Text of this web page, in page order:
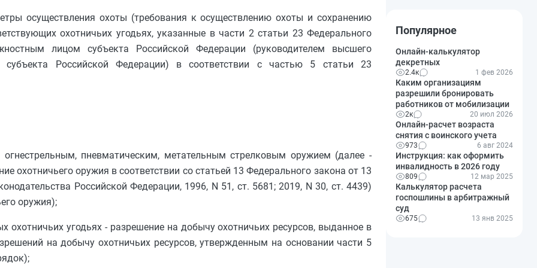
осуществления охоты (требования к осуществлению охоты и сохранению
охотничьих угодьях, указанные в части 2 статьи 23 Федерального
лицом субъекта Российской Федерации (руководителем высшего
субъекта Российской Федерации) в соответствии с частью 5 статьи 23
пневматическим, метательным стрелковым оружием (далее -
охотничьего оружия в соответствии со статьей 13 Федерального закона от 13
Российской Федерации, 1996, N 51, ст. 5681; 2019, N 30, ст. 4439)
оружия);
охотничьих угодьях - разрешение на добычу охотничьих ресурсов, выданное в
на добычу охотничьих ресурсов, утвержденным на основании части 5
Популярное
Онлайн-калькулятор
декретных
2.4к 1 фев 2026
Каким организациям
разрешили бронировать
работников от мобилизации
2к 20 июл 2026
Онлайн-расчет возраста
снятия с воинского учета
973 6 авг 2024
Инструкция: как оформить
инвалидность в 2026 году
809 12 мар 2025
Калькулятор расчета
госпошлины в арбитражный
суд
675 13 янв 2025